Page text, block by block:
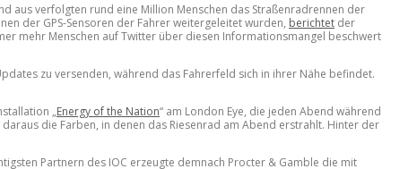
aus verfolgten rund eine Million Menschen das Straßenradrennen der
der GPS-Sensoren der Fahrer weitergeleitet wurden, berichtet der
mehr Menschen auf Twitter über diesen Informationsmangel beschwert
zu versenden, während das Fahrerfeld sich in ihrer Nähe befindet.
„Energy of the Nation“ am London Eye, die jeden Abend während
die Farben, in denen das Riesenrad am Abend erstrahlt. Hinter der
Partnern des IOC erzeugte demnach Procter & Gamble die mit